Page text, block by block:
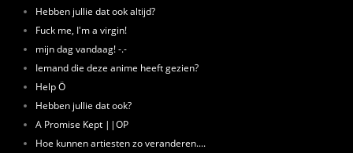
Hebben jullie dat ook altijd?
Fuck me, I'm a virgin!
mijn dag vandaag! -.-
Iemand die deze anime heeft gezien?
Help Ö
Hebben jullie dat ook?
A Promise Kept ||OP
Hoe kunnen artiesten zo veranderen....